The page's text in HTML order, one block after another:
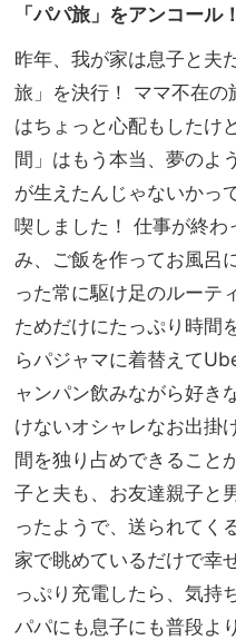
「パパ旅」をアンコール！
昨年、我が家は息子と夫
旅」を決行！ ママ不在
はちょっと心配もしたけ
間」はもう本当、夢のよ
が生えたんじゃないかっ
喫しました！ 仕事が終
み、ご飯を作ってお風呂
った常に駆け足のルーテ
ためだけにたっぷり時間
らパジャマに着替えて
ャンパン飲みながら好き
けないオシャレなお出掛
間を独り占めできること
子と夫も、お友達親子と
ったようで、送られてく
家で眺めているだけで幸
っぷり充電したら、気持
パパにも息子にも普段よ